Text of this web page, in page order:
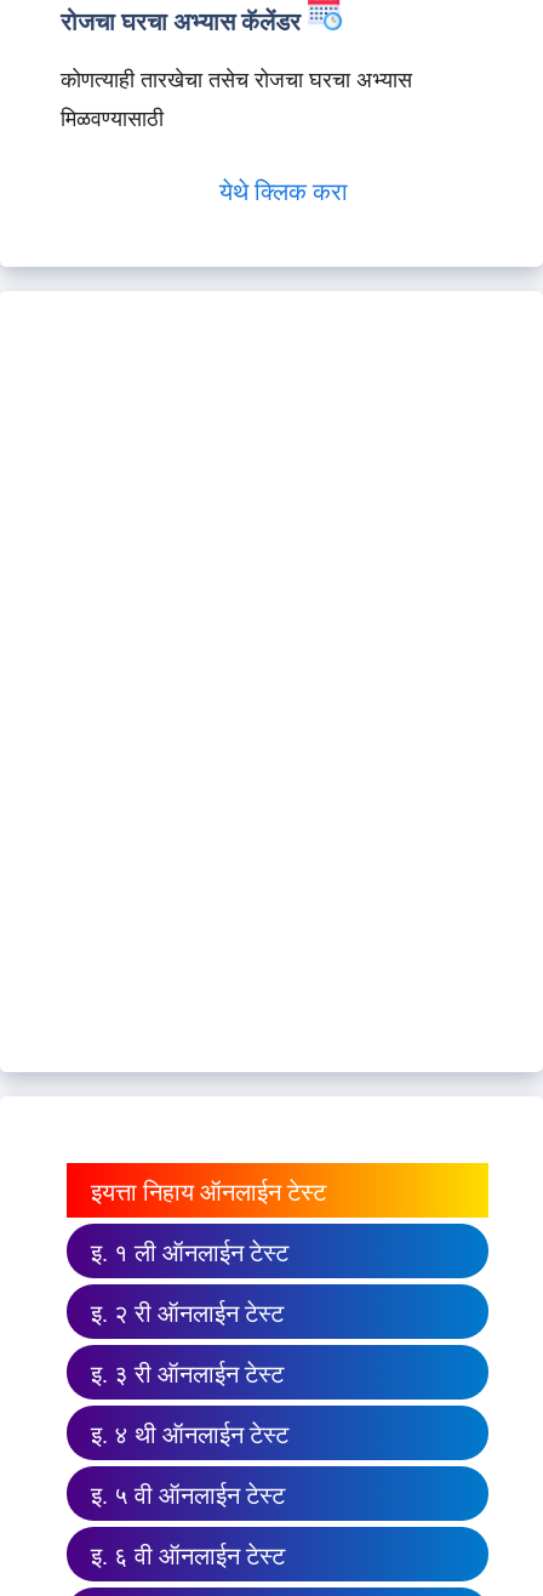
रोजचा घरचा अभ्यास कॅलेंडर
कोणत्याही तारखेचा तसेच रोजचा घरचा अभ्यास
मिळवण्यासाठी
येथे क्लिक करा
इयत्ता निहाय ऑनलाईन टेस्ट
इ. १ ली ऑनलाईन टेस्ट
इ. २ री ऑनलाईन टेस्ट
इ. ३ री ऑनलाईन टेस्ट
इ. ४ थी ऑनलाईन टेस्ट
इ. ५ वी ऑनलाईन टेस्ट
इ. ६ वी ऑनलाईन टेस्ट